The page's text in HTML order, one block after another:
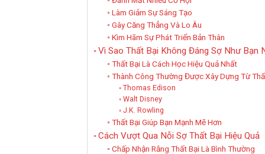
Làm Giảm Sự Sáng Tạo
Gây Căng Thẳng Và Lo Âu
Kìm Hãm Sự Phát Triển Bản Thân
Vì Sao Thất Bại Không Đáng Sợ Như Bạn
Thất Bại Là Cách Học Hiệu Quả Nhất
Thành Công Thường Được Xây Dựng Từ
Thomas Edison
Walt Disney
J.K. Rowling
Thất Bại Giúp Bạn Mạnh Mẽ Hơn
Cách Vượt Qua Nỗi Sợ Thất Bại Hiệu Quả
Chấp Nhận Rằng Thất Bại Là Bình Thường